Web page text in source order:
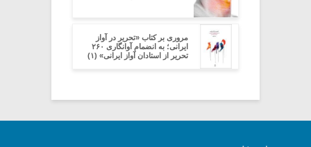
مروری بر کتاب «تحریر در آواز
ایرانی؛ به انضمام آوانگاری ۲۶۰
تحریر از استادان آواز ایرانی» (۱)